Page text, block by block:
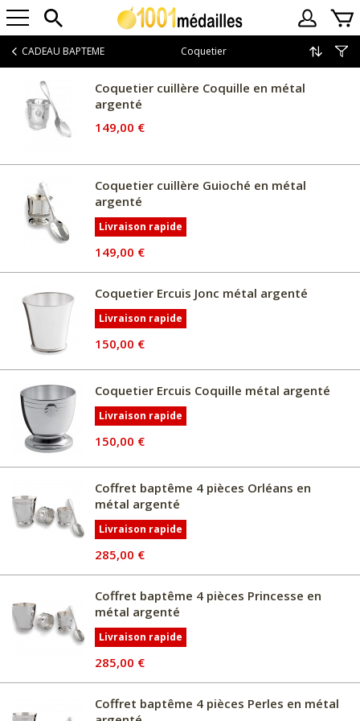
CADEAU BAPTEME Coquetier
Coquetier cuillère Coquille en métal
argenté
149,00 €
Coquetier cuillère Guioché en métal
argenté
Livraison rapide
149,00 €
Coquetier Ercuis Jonc métal argenté
Livraison rapide
150,00 €
Coquetier Ercuis Coquille métal argenté
Livraison rapide
150,00 €
Coffret baptême 4 pièces Orléans en
métal argenté
Livraison rapide
285,00 €
Coffret baptême 4 pièces Princesse en
métal argenté
Livraison rapide
285,00 €
Coffret baptême 4 pièces Perles en métal